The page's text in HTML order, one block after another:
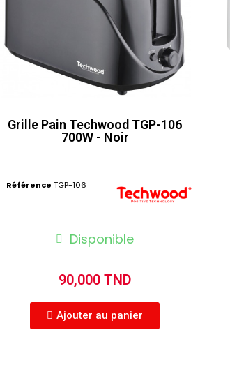
Grille Pain Techwood TGP-106
700W - Noir
Référence TGP-106
Disponible
90,000 TND
Ajouter au panier